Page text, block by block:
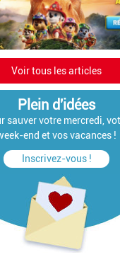
Voir tous les articles
Plein d'idées
sauver votre mercredi,
end et vos vacances !
Inscrivez-vous !